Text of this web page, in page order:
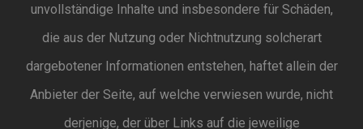
unvollständige Inhalte und insbesondere für Schäden,
die aus der Nutzung oder Nichtnutzung solcherart
dargebotener Informationen entstehen, haftet allein der
Anbieter der Seite, auf welche verwiesen wurde, nicht
derjenige, der über Links auf die jeweilige